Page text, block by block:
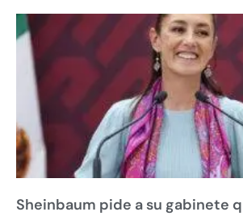
Sheinbaum pide a su gabinete